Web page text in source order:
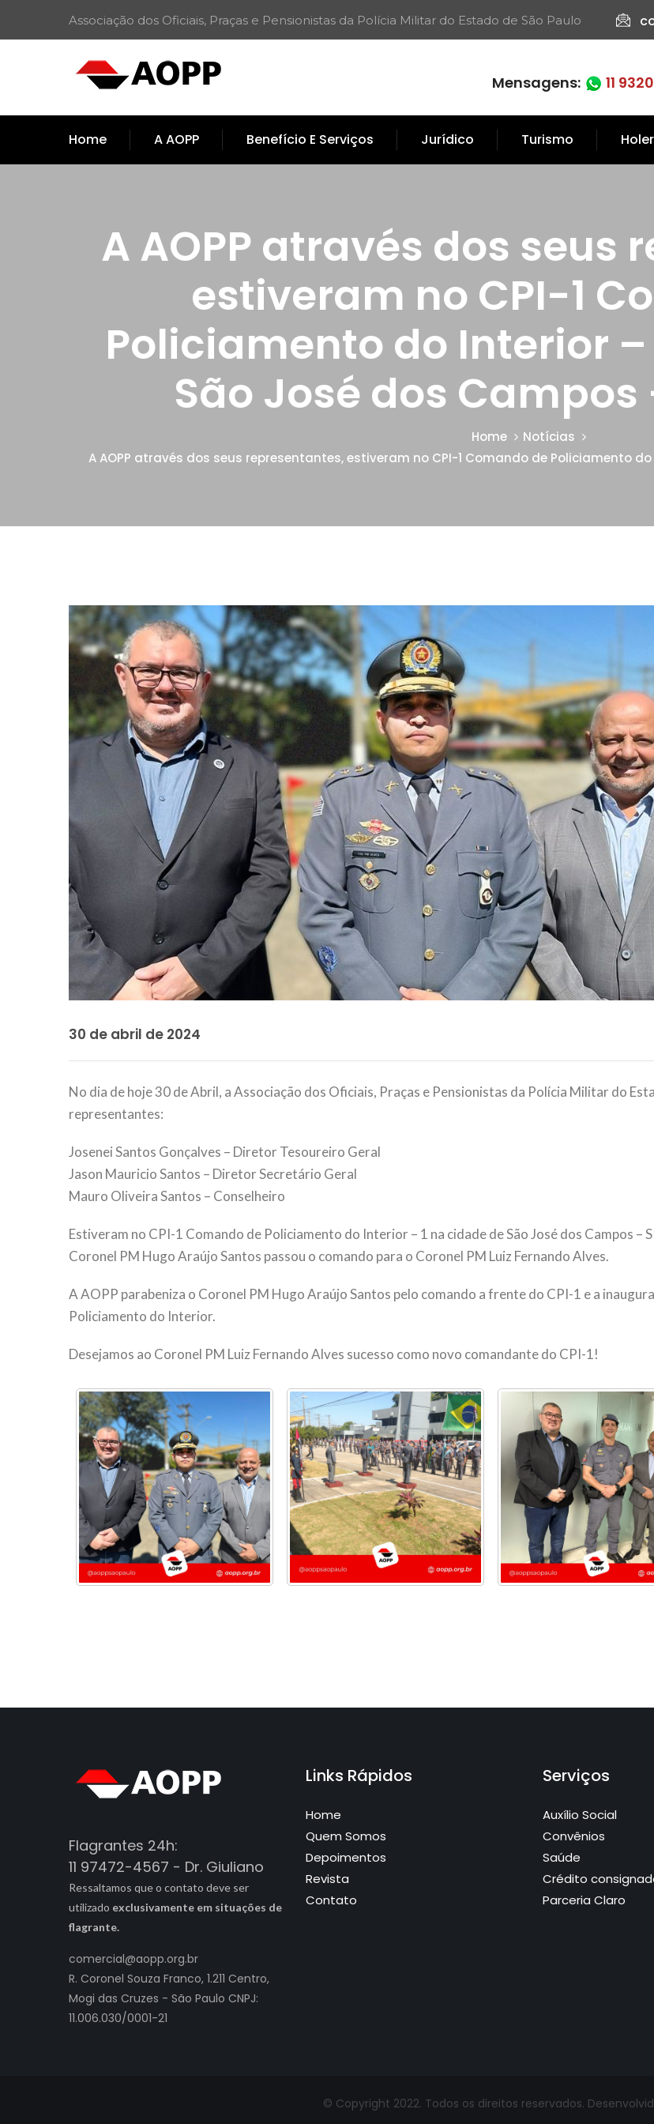
Associação dos Oficiais, Praças e Pensionistas da Polícia Militar do Estado de São Paulo​
Mensagens: 11
Home A AOPP Benefício E Serviços Jurídico Turismo
A AOPP através dos seus
estiveram no CPI-1
Policiamento do Interior
São José dos Campos
Home
Notícias
A AOPP através dos seus representantes, estiveram no CPI-1 Comando de Policiamento
30 de abril de 2024
No dia de hoje 30 de Abril, a Associação dos Oficiais, Praças e Pensionistas da Polícia Militar do
representantes:
Josenei Santos Gonçalves – Diretor Tesoureiro Geral
Jason Mauricio Santos – Diretor Secretário Geral
Mauro Oliveira Santos – Conselheiro
Estiveram no CPI-1 Comando de Policiamento do Interior – 1 na cidade de São José dos Campos –
Coronel PM Hugo Araújo Santos passou o comando para o Coronel PM Luiz Fernando Alves.
A AOPP parabeniza o Coronel PM Hugo Araújo Santos pelo comando a frente do CPI-1 e a
Policiamento do Interior.
Desejamos ao Coronel PM Luiz Fernando Alves sucesso como novo comandante do CPI-1!
Flagrantes 24h:
11 97472-4567 - Dr. Giuliano
Ressaltamos que o contato deve ser
utilizado exclusivamente em situações de
flagrante.
comercial@aopp.org.br
R. Coronel Souza Franco, 1.211 Centro,
Mogi das Cruzes - São Paulo CNPJ:
11.006.030/0001-21
Links Rápidos
Home
Quem Somos
Depoimentos
Revista
Contato
Serviços
Auxílio Social
Convênios
Saúde
Crédito
Parceria Claro
© Copyright 2022. Todos os direitos reservados.